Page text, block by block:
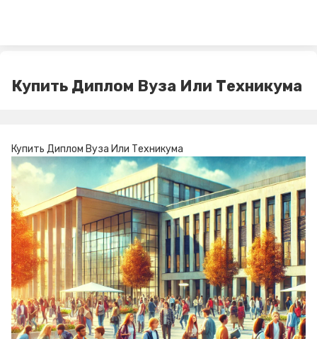
Купить Диплом Вуза Или Техникума
Купить Диплом Вуза Или Техникума